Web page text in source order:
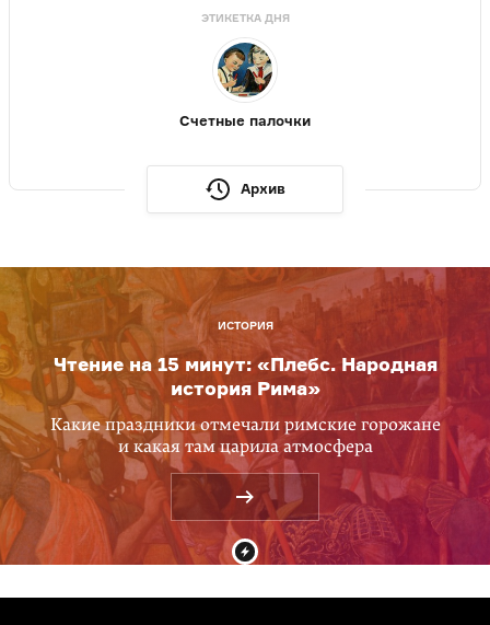
ЭТИКЕТКА ДНЯ
Счетные палочки
Архив
ИСТОРИЯ
Чтение на 15 минут: «Плебс. Народная
история Рима»
Какие праздники отмечали римские горожане
и какая там царила атмосфера